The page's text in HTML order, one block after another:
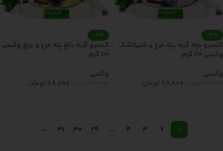
-41%
کنسرو بچه گربه پته مرغ و شیرخشک
وکسی 110 گرم
وکسی
88,000 تومان
-41%
کنسرو گربه بالغ پته مرغ و برنج وکسی
110 گرم
وکسی
88,000 تومان
1
2
3
4
…
29
30
31
→